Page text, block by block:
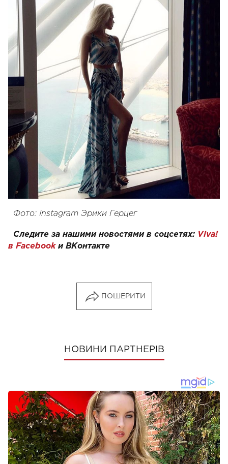
Фото: Instagram Эрики Герцег
Следите за нашими новостями в соцсетях: Viva!
в Facebookи ВКонтакте
ПОШЕРИТИ
НОВИНИ ПАРТНЕРІВ